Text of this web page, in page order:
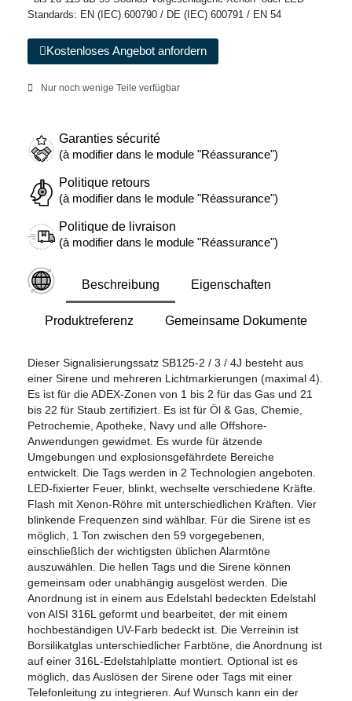
Standards: EN (IEC) 600790 / DE (IEC) 600791 / EN 54
Kostenloses Angebot anfordern
Nur noch wenige Teile verfügbar
Garanties sécurité
(à modifier dans le module "Réassurance")
Politique retours
(à modifier dans le module "Réassurance")
Politique de livraison
(à modifier dans le module "Réassurance")
Beschreibung Eigenschaften
Produktreferenz Gemeinsame Dokumente
Dieser Signalisierungssatz SB125-2 / 3 / 4J besteht aus
einer Sirene und mehreren Lichtmarkierungen (maximal 4).
Es ist für die ADEX-Zonen von 1 bis 2 für das Gas und 21
bis 22 für Staub zertifiziert. Es ist für Öl & Gas, Chemie,
Petrochemie, Apotheke, Navy und alle Offshore-
Anwendungen gewidmet. Es wurde für ätzende
Umgebungen und explosionsgefährdete Bereiche
entwickelt. Die Tags werden in 2 Technologien angeboten.
LED-fixierter Feuer, blinkt, wechselte verschiedene Kräfte.
Flash mit Xenon-Röhre mit unterschiedlichen Kräften. Vier
blinkende Frequenzen sind wählbar. Für die Sirene ist es
möglich, 1 Ton zwischen den 59 vorgegebenen,
einschließlich der wichtigsten üblichen Alarmtöne
auszuwählen. Die hellen Tags und die Sirene können
gemeinsam oder unabhängig ausgelöst werden. Die
Anordnung ist in einem aus Edelstahl bedeckten Edelstahl
von AISI 316L geformt und bearbeitet, der mit einem
hochbeständigen UV-Farb bedeckt ist. Die Verreinin ist
Borsilikatglas unterschiedlicher Farbtöne, die Anordnung ist
auf einer 316L-Edelstahlplatte montiert. Optional ist es
möglich, das Auslösen der Sirene oder Tags mit einer
Telefonleitung zu integrieren. Auf Wunsch kann ein der